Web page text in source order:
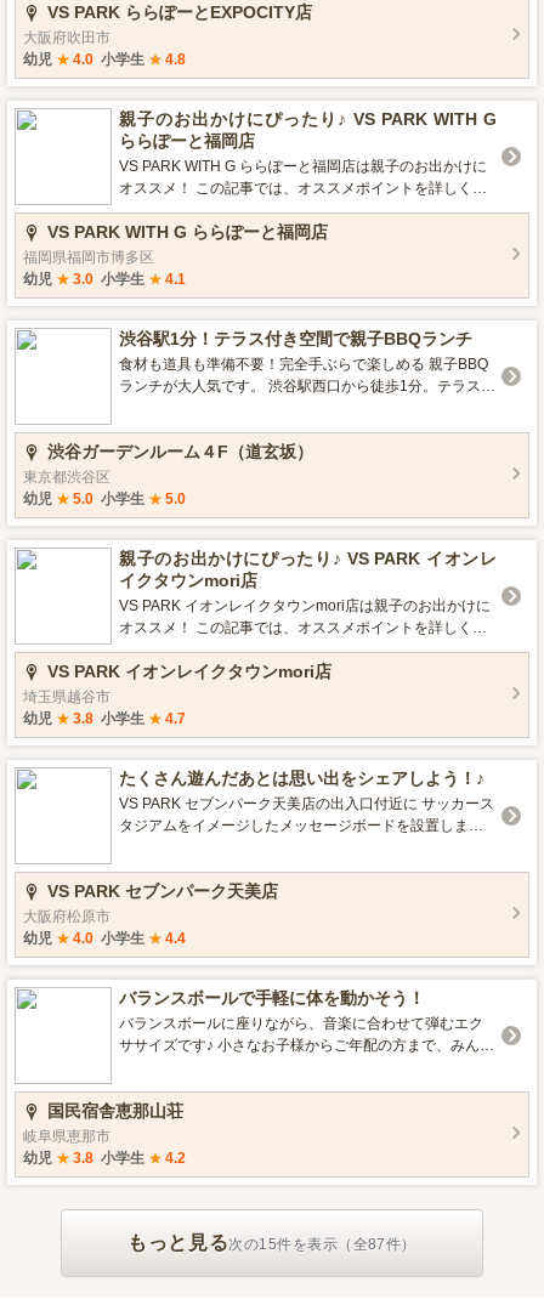
て♪ ※アクティビティによって、年齢、身長、体重制限等
ご確認ください。小学生未満のお子様は全てのアクティ
ビティを体験できません。
VS PARK ららぽーとEXPOCITY店
大阪府吹田市
幼児 ★ 4.0 小学生 ★ 4.8
親子のお出かけにぴったり♪ VS PARK WITH G
ららぽーと福岡店
VS PARK WITH G ららぽーと福岡店は親子のお出かけに
オススメ！ この記事では、オススメポイントを詳しくご
紹介します😉
VS PARK WITH G ららぽーと福岡店
福岡県福岡市博多区
幼児 ★ 3.0 小学生 ★ 4.1
渋谷駅1分！テラス付き空間で親子BBQランチ
食材も道具も準備不要！完全手ぶらで楽しめる 親子BBQ
ランチが大人気です。 渋谷駅西口から徒歩1分。テラス付
る体験は、 お子さまにとって忘れられない夏の思い出
に。 タコスなど、お子さまも喜ぶメニューが充実してい
せず安心。 開放感あふれる店内で、家族みんなで ゆった
りとBBQタイムをお過ごしいただけます。 ▼お子さま向
け特典 ・未就学児：無料 ・小中学生：半額 ▼安心の設備
・ベビーカーで入店OK ・お子さま向けソフトドリンク完
備 (オレンジジュース・コーラ・ジンジャエール等) ・2面
プロジェクターでお子さま向け映像も上映可能 ▼パパマ
マもうれしいポイント ・買い出し、コンロ準備、火おこ
し、片付け全部不要 ・無煙BBQで煙が気にならない ・日
焼け・虫の心配なし
渋谷ガーデンルーム４F（道玄坂）
東京都渋谷区
幼児 ★ 5.0 小学生 ★ 5.0
親子のお出かけにぴったり♪ VS PARK イオンレ
イクタウンmori店
VS PARK イオンレイクタウンmori店は親子のお出かけに
オススメ！ この記事では、オススメポイントを詳しくご
紹介します😉
VS PARK イオンレイクタウンmori店
埼玉県越谷市
幼児 ★ 3.8 小学生 ★ 4.7
たくさん遊んだあとは思い出をシェアしよう！♪
VS PARK セブンパーク天美店の出入口付近に サッカース
タジアムをイメージしたメッセージボードを設置しまし
アしよう！
VS PARK セブンパーク天美店
大阪府松原市
幼児 ★ 4.0 小学生 ★ 4.4
バランスボールで手軽に体を動かそう！
バランスボールに座りながら、音楽に合わせて弾むエク
ササイズです♪ 小さなお子様からご年配の方まで、みんな
でも楽しく体を動かせますよ！ こちらは事前予約が必要
となります。詳しくは公式サイト「AeruStay」アクティ
provider/activity_plan?sourcePage=plalist&planId=45
国民宿舎恵那山荘
岐阜県恵那市
幼児 ★ 3.8 小学生 ★ 4.2
もっと見る次の15件を表示（全87件）